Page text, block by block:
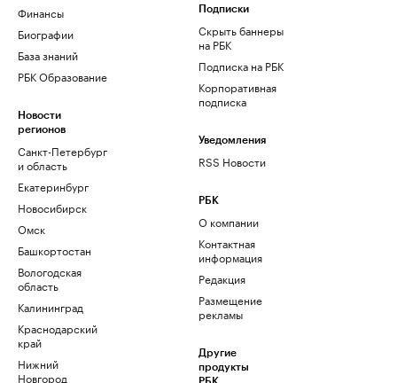
Финансы
Биографии
База знаний
РБК Образование
Новости
регионов
Санкт-Петербург
и область
Екатеринбург
Новосибирск
Омск
Башкортостан
Вологодская
область
Калининград
Краснодарский
край
Нижний
Новгород
Подписки
Скрыть баннеры
на РБК
Подписка на РБК
Корпоративная
подписка
Уведомления
RSS Новости
РБК
О компании
Контактная
информация
Редакция
Размещение
рекламы
Другие
продукты